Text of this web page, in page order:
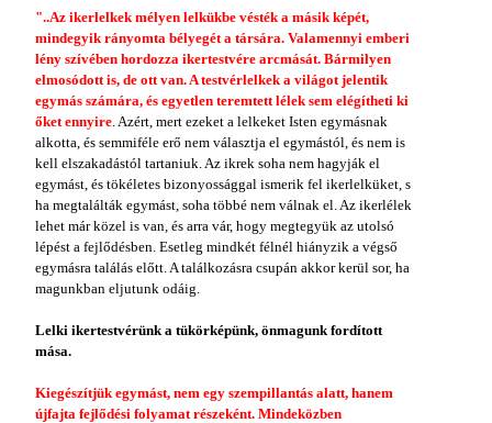
"..Az ikerlelkek mélyen lelkükbe vésték a másik képét,
mindegyik rányomta bélyegét a társára. Valamennyi emberi
lény szívében hordozza ikertestvére arcmását. Bármilyen
elmosódott is, de ott van. A testvérlelkek a világot jelentik
egymás számára, és egyetlen teremtett lélek sem elégítheti ki
őket ennyire. Azért, mert ezeket a lelkeket Isten egymásnak
alkotta, és semmiféle erő nem választja el egymástól, és nem is
kell elszakadástól tartaniuk. Az ikrek soha nem hagyják el
egymást, és tökéletes bizonyossággal ismerik fel ikerlelküket, s
ha megtalálták egymást, soha többé nem válnak el. Az ikerlélek
lehet már közel is van, és arra vár, hogy megtegyük az utolsó
lépést a fejlődésben. Esetleg mindkét félnél hiányzik a végső
egymásra találás előtt. A találkozásra csupán akkor kerül sor, ha
magunkban eljutunk odáig.
Lelki ikertestvérünk a tükörképünk, önmagunk fordított
mása.
Kiegészítjük egymást, nem egy szempillantás alatt, hanem
újfajta fejlődési folyamat részeként. Mindeközben